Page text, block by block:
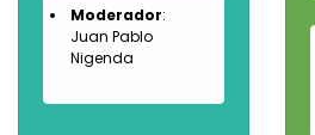
Moderador:
Juan Pablo
Nigenda